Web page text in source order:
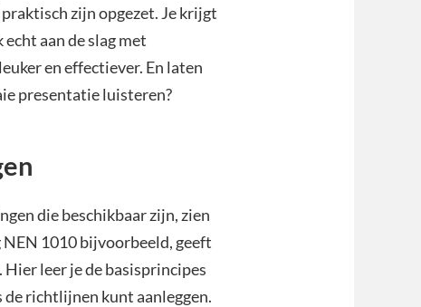
zijn opgezet. Je krijgt
aan de slag met
en effectiever. En laten
presentatie luisteren?
die beschikbaar zijn, zien
1010 bijvoorbeeld, geeft
leer je de basisprincipes
de richtlijnen kunt aanleggen.